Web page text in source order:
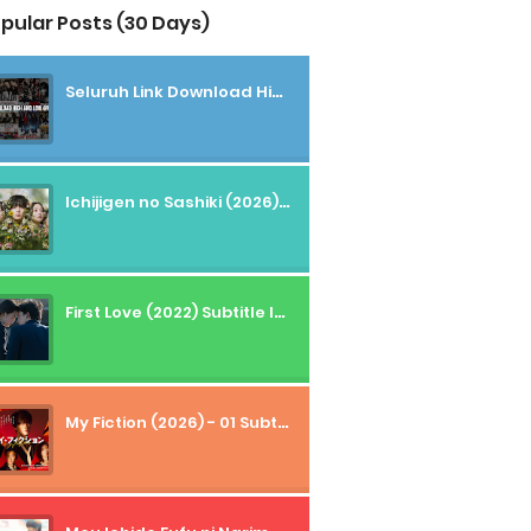
Posts (30 Days)
Seluruh Link Download High And Low Subtitle Indonesia
Ichijigen no Sashiki (2026) - 01 Subtitle Indonesia
First Love (2022) Subtitle Indonesia + Tanpa Iklan + Streaming + 1080p
My Fiction (2026) - 01 Subtitle Indonesia